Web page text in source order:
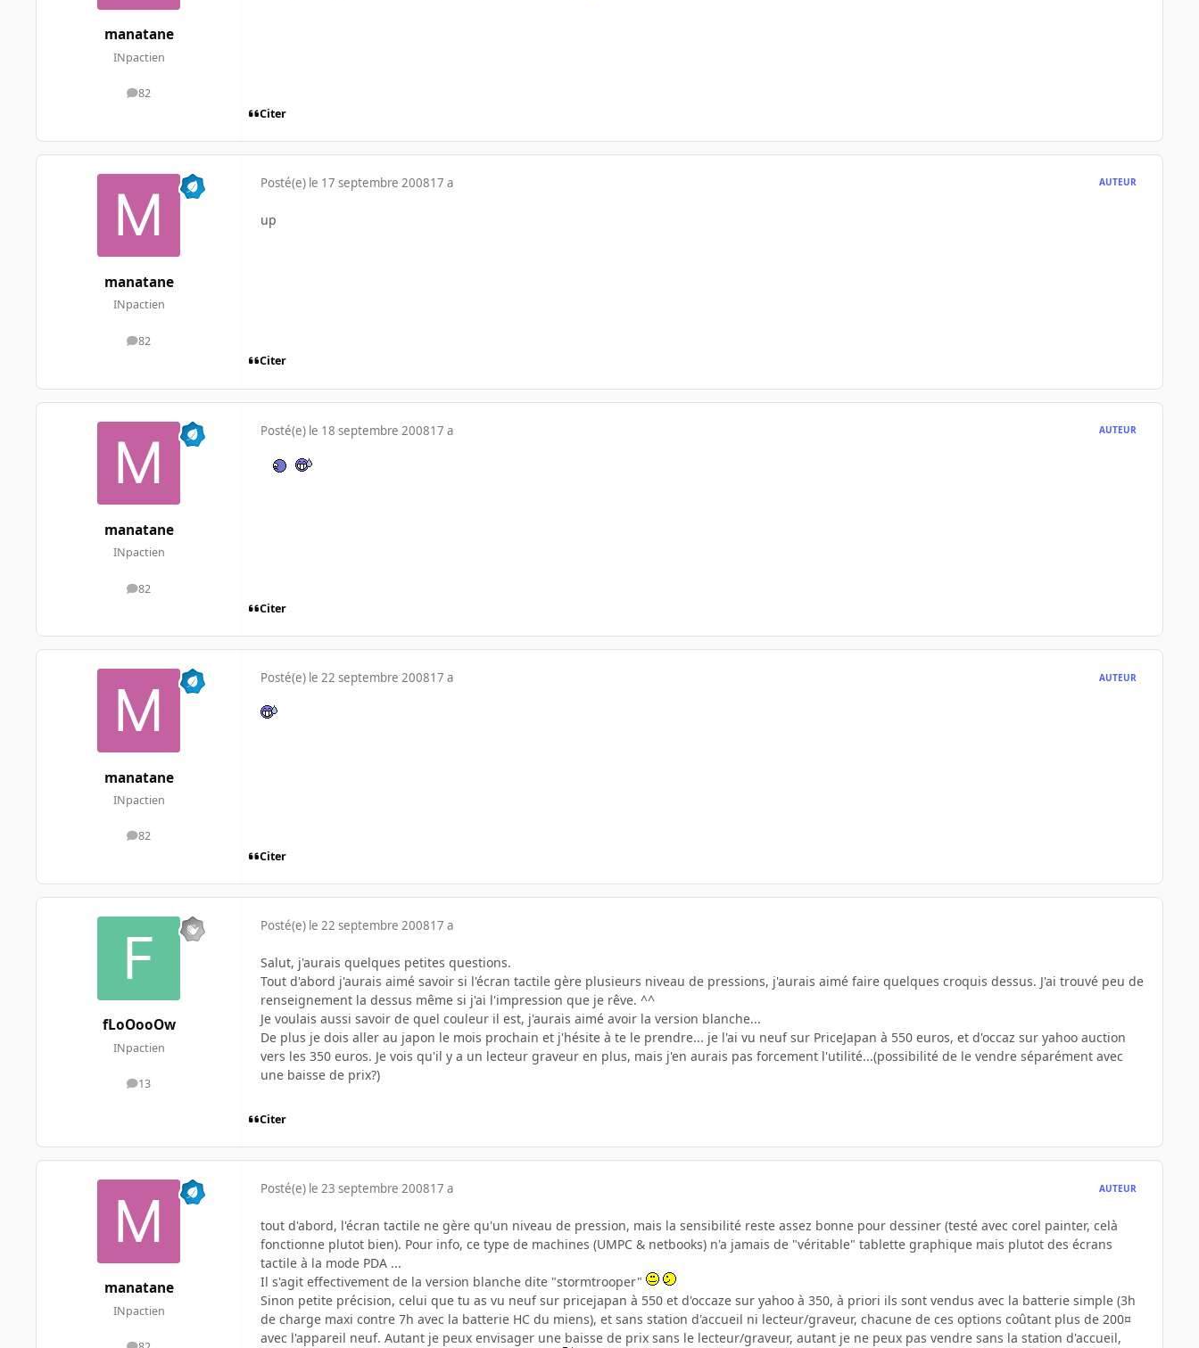
manatane
INpactien
82
messages
Citer
manatane
INpactien
82
messages
Posté(e) le 17 septembre 200817 a AUTEUR
up
Citer
manatane
INpactien
82
messages
Posté(e) le 18 septembre 200817 a AUTEUR
Citer
manatane
INpactien
82
messages
Posté(e) le 22 septembre 200817 a AUTEUR
Citer
fLoOooOw
INpactien
13
messages
Posté(e) le 22 septembre 200817 a
Salut, j'aurais quelques petites questions.
Tout d'abord j'aurais aimé savoir si l'écran tactile gère plusieurs niveau de pressions, j'aurais aimé faire quelques croquis dessus. J'ai trouvé peu de
renseignement la dessus même si j'ai l'impression que je rêve. ^^
Je voulais aussi savoir de quel couleur il est, j'aurais aimé avoir la version blanche...
De plus je dois aller au japon le mois prochain et j'hésite à te le prendre... je l'ai vu neuf sur PriceJapan à 550 euros, et d'occaz sur yahoo auction
vers les 350 euros. Je vois qu'il y a un lecteur graveur en plus, mais j'en aurais pas forcement l'utilité...(possibilité de le vendre séparément avec
une baisse de prix?)
Citer
manatane
INpactien
Posté(e) le 23 septembre 200817 a AUTEUR
tout d'abord, l'écran tactile ne gère qu'un niveau de pression, mais la sensibilité reste assez bonne pour dessiner (testé avec corel painter, celà
fonctionne plutot bien). Pour info, ce type de machines (UMPC & netbooks) n'a jamais de "véritable" tablette graphique mais plutot des écrans
tactile à la mode PDA ...
Il s'agit effectivement de la version blanche dite "stormtrooper"
Sinon petite précision, celui que tu as vu neuf sur pricejapan à 550 et d'occaze sur yahoo à 350, à priori ils sont vendus avec la batterie simple (3h
de charge maxi contre 7h avec la batterie HC du miens), et sans station d'accueil ni lecteur/graveur, chacune de ces options coûtant plus de 200¤
avec l'appareil neuf. Autant je peux envisager une baisse de prix sans le lecteur/graveur, autant je ne peux pas vendre sans la station d'accueil,